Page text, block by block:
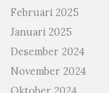
Februari 2025
Januari 2025
Desember 2024
November 2024